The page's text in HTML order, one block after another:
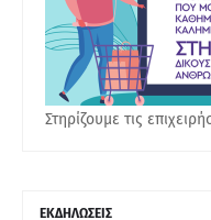
Στηρίζουμε τις
ΕΚΔΗΛΩΣΕΙΣ